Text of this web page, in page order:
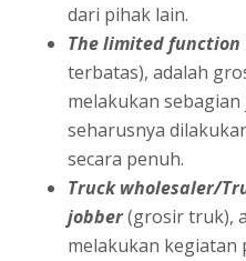
dari pihak lain.
The limited function
terbatas), adalah
melakukan
seharusnya
secara penuh.
Truck wholesaler/
jobber(grosir truk),
melakukan kegiatan